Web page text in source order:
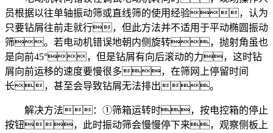
员根据以往单轴振动筛或直线筛的使用经验，认为
只要钻屑往前走就行，但此方法并不适用于平动椭圆振动
筛。若电动机错误地朝内侧旋转，抛射角虽也
是向前45°，但是钻屑有向后滚动的力，这时钻
屑向前运移的速度要慢很多，在筛网上停留时间
长，甚至会导致钻屑无法排出。
解决方法：①筛箱运转时，按电控箱的停止
按钮，此时振动筛会慢慢停下来，观察侧板上